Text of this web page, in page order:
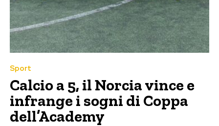
Sport
Calcio a 5, il Norcia vince e
infrange i sogni di Coppa
dell’Academy